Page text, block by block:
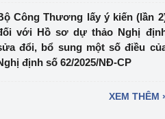
Công Thương lấy ý kiến (lần
với Hồ sơ dự thảo Nghị
đổi, bổ sung một số điều
định số 62/2025/NĐ-CP
XEM THÊM